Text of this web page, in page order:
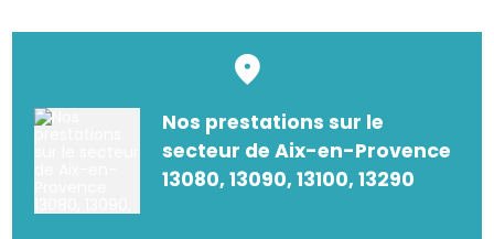
Nos prestations sur le
secteur de Aix-en-Provence
13080, 13090, 13100, 13290